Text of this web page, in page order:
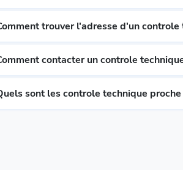
trouver l'adresse d'un
contacter un controle
sont les controle technique